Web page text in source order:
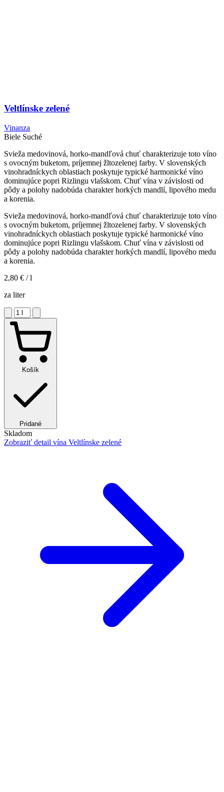
Veltlínske zelené
Vinanza
Biele Suché
Svieža medovinová, horko-mandľová chuť charakterizuje toto víno
s ovocným buketom, príjemnej žltozelenej farby. V slovenských
vinohradníckych oblastiach poskytuje typické harmonické víno
dominujúce popri Rizlingu vlašskom. Chuť vína v závislosti od
pôdy a polohy nadobúda charakter horkých mandlí, lipového medu
a korenia.
Svieža medovinová, horko-mandľová chuť charakterizuje toto víno
s ovocným buketom, príjemnej žltozelenej farby. V slovenských
vinohradníckych oblastiach poskytuje typické harmonické víno
dominujúce popri Rizlingu vlašskom. Chuť vína v závislosti od
pôdy a polohy nadobúda charakter horkých mandlí, lipového medu
a korenia.
2,80 € / l
za liter
Košík
Pridané
Skladom
Zobraziť detail vína Veltlínske zelené